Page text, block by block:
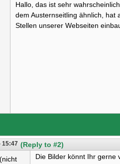
Hallo, das ist sehr
dem Austernseitling ähnlich, hat
Stellen unserer Webseiten
15:47 (Reply to #2)
Die Bilder könnt Ihr gerne